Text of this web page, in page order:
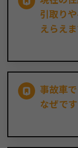
引取り
えらえ
事故車
なぜで